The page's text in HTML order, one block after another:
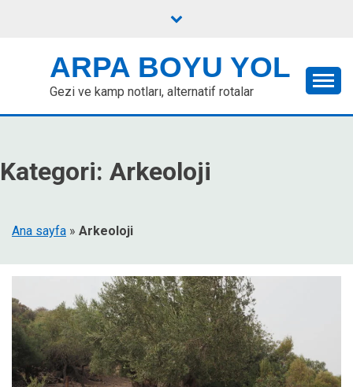
ARPA BOYU YOL
Gezi ve kamp notları, alternatif rotalar
Kategori: Arkeoloji
Ana sayfa » Arkeoloji